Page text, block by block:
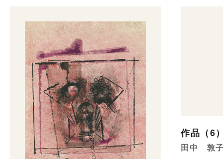
作品（6
田中 敦